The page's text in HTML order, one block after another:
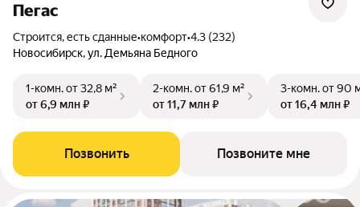
Пегас
Строится, есть сданные•комфорт•4.3 (232)
Новосибирск, ул. Демьяна Бедного
1-комн.от 32,8 м²
от 6,9 млн ₽
2-комн.от 61,9 м²
от 11,7 млн ₽
3-комн.от 90
от 16,4 млн ₽
Позвонить Позвоните мне